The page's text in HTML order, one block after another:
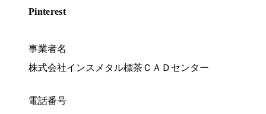
Pinterest
事業者名
株式会社インスメタル標茶ＣＡＤセンター
電話番号